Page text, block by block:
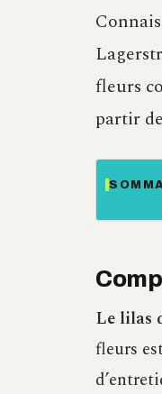
fleurs
partir
Le lilas
fleurs